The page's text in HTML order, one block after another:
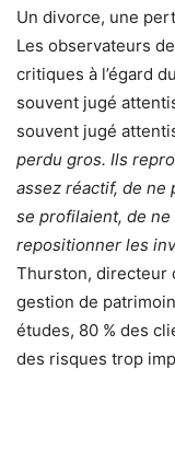
Un divorce, une
Les observateurs
critiques à l’égard
souvent jugé
souvent jugé
perdu gros. Ils
assez réactif, de ne
se profilaient, de ne
repositionner les
Thurston, directeur
gestion de
études, 80 % des
des risques trop